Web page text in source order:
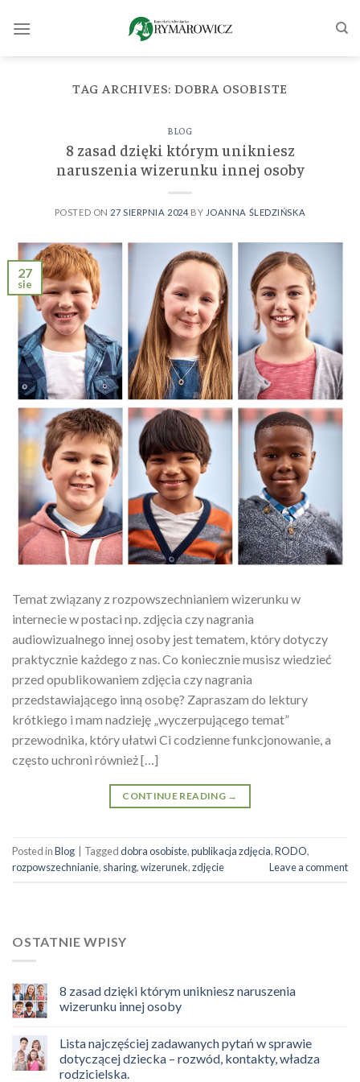
TAG ARCHIVES: DOBRA OSOBISTE
BLOG
8 zasad dzięki którym unikniesz
naruszenia wizerunku innej osoby
POSTED ON 27 SIERPNIA 2024 BY JOANNA ŚLEDZIŃSKA
27
sie
Temat związany z rozpowszechnianiem wizerunku w
internecie w postaci np. zdjęcia czy nagrania
audiowizualnego innej osoby jest tematem, który dotyczy
praktycznie każdego z nas. Co koniecznie musisz wiedzieć
przed opublikowaniem zdjęcia czy nagrania
przedstawiającego inną osobę? Zapraszam do lektury
krótkiego i mam nadzieję „wyczerpującego temat”
przewodnika, który ułatwi Ci codzienne funkcjonowanie, a
często uchroni również […]
CONTINUE READING →
Posted inBlog Taggeddobra osobiste,publikacja zdjęcia,RODO,
rozpowszechnianie, sharing,wizerunek,zdjęcie Leave a comment
OSTATNIE WPISY
8 zasad dzięki którym unikniesz naruszenia
wizerunku innej osoby
Lista najczęściej zadawanych pytań w sprawie
dotyczącej dziecka – rozwód, kontakty, władza
rodzicielska.